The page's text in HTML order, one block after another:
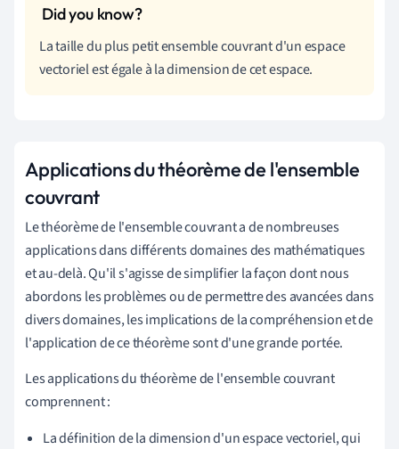
La taille du plus petit ensemble couvrant d'un espace
vectoriel est égale à la dimension de cet espace.
Applications du théorème de l'ensemble
couvrant
Le théorème de l'ensemble couvrant a de nombreuses
applications dans différents domaines des mathématiques
et au-delà. Qu'il s'agisse de simplifier la façon dont nous
abordons les problèmes ou de permettre des avancées dans
divers domaines, les implications de la compréhension et de
l'application de ce théorème sont d'une grande portée.
Les applications du théorème de l'ensemble couvrant
comprennent :
La définition de la dimension d'un espace vectoriel, qui